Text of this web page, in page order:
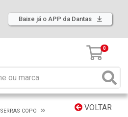
Baixe já o APP da Dantas
0
VOLTAR
SERRAS COPO